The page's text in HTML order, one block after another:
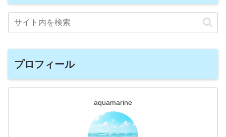
プロフィール
aquamarine